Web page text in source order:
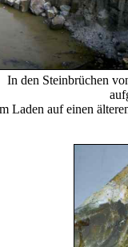
In den Steinbrüchen
Laden auf einen